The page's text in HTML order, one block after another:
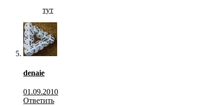
тут
denaie
01.09.2010
Ответить